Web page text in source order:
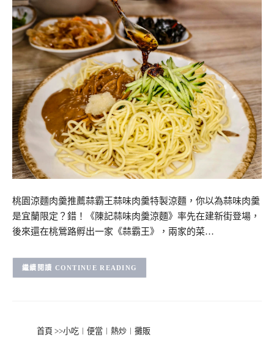
桃園涼麵肉羹推薦蒜霸王蒜味肉羹特製涼麵，你以為蒜味肉羹
是宜蘭限定？錯！《陳記蒜味肉羹涼麵》率先在建新街登場，
後來還在桃鶯路孵出一家《蒜霸王》，兩家的菜…
CONTINUE READING
首頁 >>小吃︱便當︱熱炒︱攤販